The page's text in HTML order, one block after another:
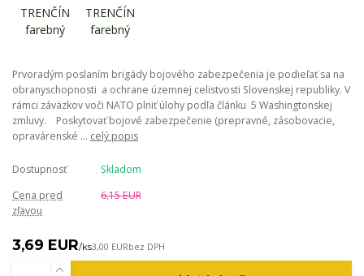
Prvoradým poslaním brigády bojového zabezpečenia je podieľať sa na
obranyschopnosti a ochrane územnej celistvosti Slovenskej republiky. V
rámci záväzkov voči NATO plniť úlohy podľa článku 5 Washingtonskej
zmluvy. Poskytovať bojové zabezpečenie (prepravné, zásobovacie,
opravárenské ... celý popis
Dostupnosť
Skladom
Cena pred
zľavou
6,15 EUR
3,69 EUR/ks3,00 EURbez DPH